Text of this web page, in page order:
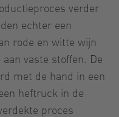
verder
echter een
rode en witte wijn
vaste stoffen. De
met de hand in een
heftruck in de
proces